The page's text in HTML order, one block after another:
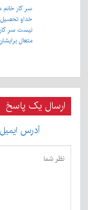
سر کار
خداو تحصیل
نیست سر کار
متعال
ارسال یک پاسخ
آدرس